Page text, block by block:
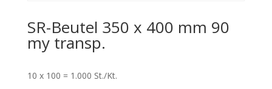
SR-Beutel 350 x 400 mm 90
my transp.
10 x 100 = 1.000 St./Kt.